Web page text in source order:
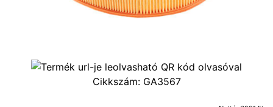
Cikkszám: GA3567